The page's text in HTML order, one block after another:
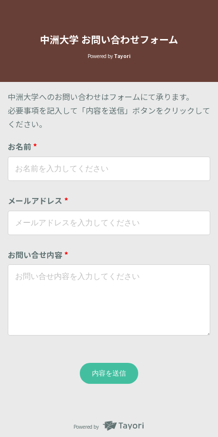
中洲大学 お問い合わせフォーム
Powered by Tayori
中洲大学へのお問い合わせはフォームにて承ります。
必要事項を記入して「内容を送信」ボタンをクリックして
ください。
お名前 *
メールアドレス *
お問い合せ内容 *
内容を送信
Powered by